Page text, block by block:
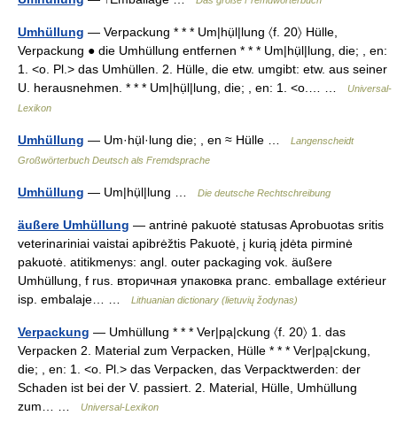
Umhüllung — Verpackung * * * Um|hụ̈l|lung 〈f. 20〉 Hülle,
Verpackung ● die Umhüllung entfernen * * * Um|hụ̈l|lung, die; , en:
1. <o. Pl.> das Umhüllen. 2. Hülle, die etw. umgibt: etw. aus seiner
U. herausnehmen. * * * Um|hụ̈l|lung, die; , en: 1. <o.… …
Universal-
Lexikon
Umhüllung — Um·hụ̈l·lung die; , en ≈ Hülle …
Langenscheidt
Großwörterbuch Deutsch als Fremdsprache
Umhüllung — Um|hụ̈l|lung … Die deutsche Rechtschreibung
äußere Umhüllung — antrinė pakuotė statusas Aprobuotas sritis
veterinariniai vaistai apibrėžtis Pakuotė, į kurią įdėta pirminė
pakuotė. atitikmenys: angl. outer packaging vok. äußere
Umhüllung, f rus. вторичная упаковка pranc. emballage extérieur
isp. embalaje… …
Lithuanian dictionary (lietuvių žodynas)
Verpackung — Umhüllung * * * Ver|pạ|ckung 〈f. 20〉 1. das
Verpacken 2. Material zum Verpacken, Hülle * * * Ver|pạ|ckung,
die; , en: 1. <o. Pl.> das Verpacken, das Verpacktwerden: der
Schaden ist bei der V. passiert. 2. Material, Hülle, Umhüllung
zum… …
Universal-Lexikon